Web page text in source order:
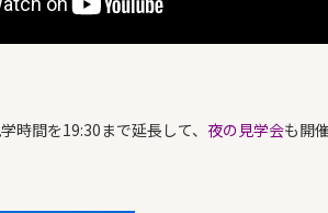
時間を19:30まで延長して、 夜の見学会も開